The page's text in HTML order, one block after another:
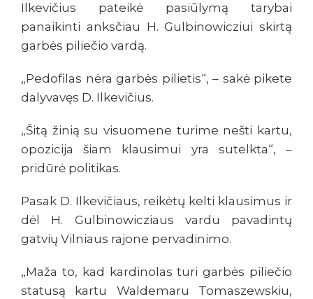
Ilkevičius pateikė pasiūlymą tarybai
panaikinti anksčiau H. Gulbinowicziui skirtą
garbės piliečio vardą.
„Pedofilas nėra garbės pilietis“, – sakė pikete
dalyvavęs D. Ilkevičius.
„Šitą žinią su visuomene turime nešti kartu,
opozicija šiam klausimui yra sutelkta“, –
pridūrė politikas.
Pasak D. Ilkevičiaus, reikėtų kelti klausimus ir
dėl H. Gulbinowicziaus vardu pavadintų
gatvių Vilniaus rajone pervadinimo.
„Maža to, kad kardinolas turi garbės piliečio
statusą kartu Waldemaru Tomaszewskiu,